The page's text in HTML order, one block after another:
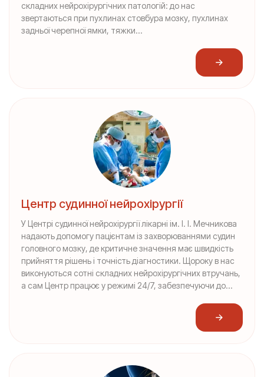
складних нейрохірургічних патологій: до нас
звертаються при пухлинах стовбура мозку, пухлинах
задньої черепної ямки, тяжки...
Центр судинної нейрохірургії
У Центрі судинної нейрохірургії лікарні ім. І. І. Мечникова
надають допомогу пацієнтам із захворюваннями судин
головного мозку, де критичне значення має швидкість
прийняття рішень і точність діагностики. Щороку в нас
виконуються сотні складних нейрохірургічних втручань,
а сам Центр працює у режимі 24/7, забезпечуючи до...